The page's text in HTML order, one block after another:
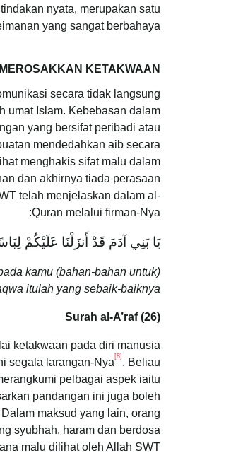
nyata, merupakan satu
yang sangat berbahaya.
KETAKWAAN
secara tidak langsung
umat Islam. Kebebasan dalam
yang bersifat peribadi atau
mendedahkan aib secara
menghakis sifat malu dalam
dan akhirnya tiada perasaan
telah menjelaskan dalam al-
Quran melalui firman-Nya:
يَا بَنِي آدَمَ قَدْ أَنزَلْنَا عَلَيْكُمْ
kamu (bahan-bahan untuk)
itulah yang sebaik-baiknya.”
Surah al-A’raf (26)
ketakwaan pada diri manusia
segala larangan-Nya [8] . Beliau
pelbagai aspek iaitu
pandangan ini juga boleh
maksud yang lain, orang
syubhah, haram dan berdosa
malu dilihat oleh Allah SWT.